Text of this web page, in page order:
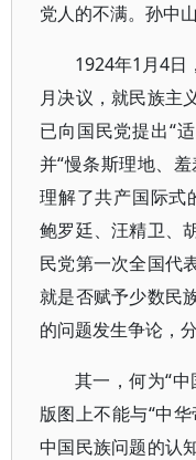
党人的不满。孙中
1924年1月4日
月决议，就民族主
已向国民党提出“
并“慢条斯理地、
理解了共产国际式
鲍罗廷、汪精卫、
民党第一次全国代
就是否赋予少数民
的问题发生争论，分
其一，何为“
版图上不能与“中
中国民族问题的认